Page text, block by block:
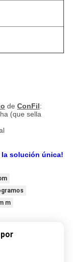
de ConFil:
(que sella
la solución única!
m